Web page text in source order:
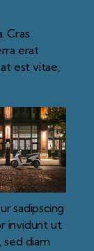
Cras
erat
est vitae,
sadipscing
invidunt ut
sed diam